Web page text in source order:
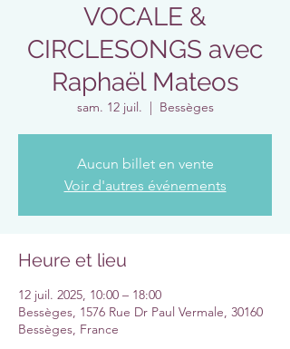
VOCALE &
CIRCLESONGS avec
Raphaël Mateos
sam. 12 juil.
  |
Bessèges
Aucun billet en vente
Voir d'autres événements
Heure et lieu
12 juil. 2025, 10:00 – 18:00
Bessèges, 1576 Rue Dr Paul Vermale, 30160
Bessèges, France